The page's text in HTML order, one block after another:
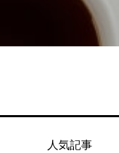
人気記事